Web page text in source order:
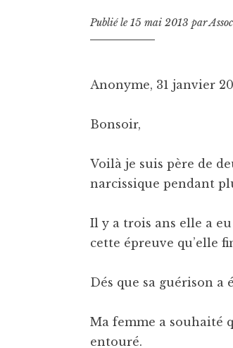
Publié le15 mai 2013 par
Anonyme, 31 janvier
Bonsoir,
Voilà je suis père de
narcissique pendant
Il y a trois ans elle a eu
cette épreuve qu’elle
Dés que sa guérison a
Ma femme a souhaité
entouré.